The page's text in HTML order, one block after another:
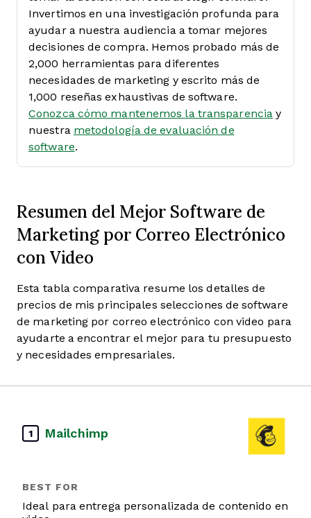
Invertimos en una investigación profunda para
ayudar a nuestra audiencia a tomar mejores
decisiones de compra. Hemos probado más de
2,000 herramientas para diferentes
necesidades de marketing y escrito más de
1,000 reseñas exhaustivas de software.
Conozca cómo mantenemos la transparencia y
nuestra metodología de evaluación de
software.
Resumen del Mejor Software de
Marketing por Correo Electrónico
con Video
Esta tabla comparativa resume los detalles de
precios de mis principales selecciones de software
de marketing por correo electrónico con video para
ayudarte a encontrar el mejor para tu presupuesto
y necesidades empresariales.
1 Mailchimp
Ideal para entrega personalizada de contenido en